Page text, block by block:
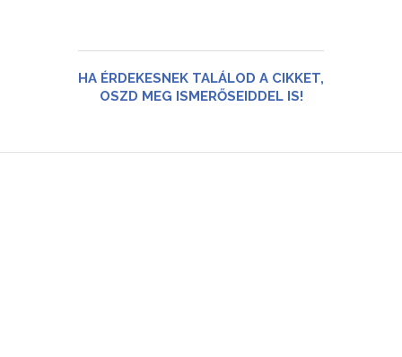
HA ÉRDEKESNEK TALÁLOD A CIKKET,
OSZD MEG ISMERŐSEIDDEL IS!